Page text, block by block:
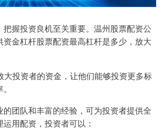
握投资良机至关重要。温州股票配资公
金杠杆股票配资最高杠杆是多少，放大
大投资者的资金，让他们能够投资更多标
团队和丰富的经验，可为投资者提供全
用配资，投资者可以：